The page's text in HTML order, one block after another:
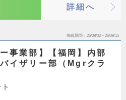
詳細へ
掲載期間 26/08/02～26/08/15
事業部】【福岡】内部
イザリー部（Mgrクラ